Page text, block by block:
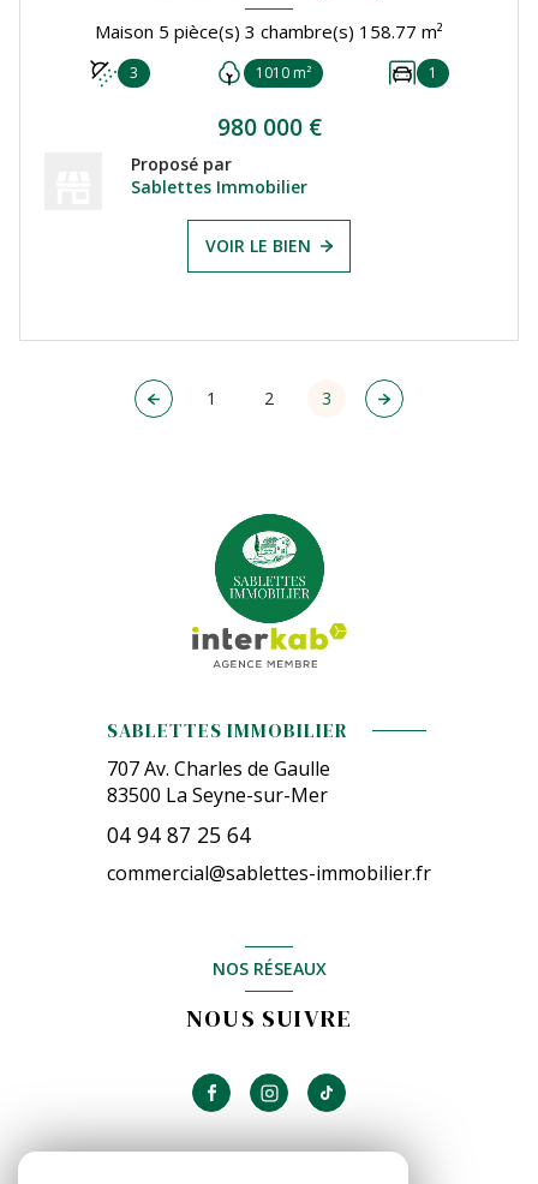
Maison 5 pièce(s) 3 chambre(s) 158.77 m²
3 1010 m² 1
980 000 €
Proposé par
Sablettes Immobilier
VOIR LE BIEN
1 2 3
SABLETTES IMMOBILIER
707 Av. Charles de Gaulle
83500 La Seyne-sur-Mer
04 94 87 25 64
commercial@sablettes-immobilier.fr
NOS RÉSEAUX
NOUS SUIVRE